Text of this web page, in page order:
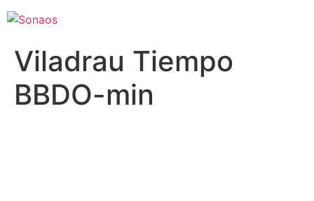
Viladrau Tiempo
BBDO-min